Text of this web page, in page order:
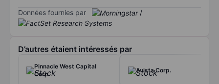
Données fournies par /
D’autres étaient intéressés par
Pinnacle West Capital
Corp.
Avista Corp.